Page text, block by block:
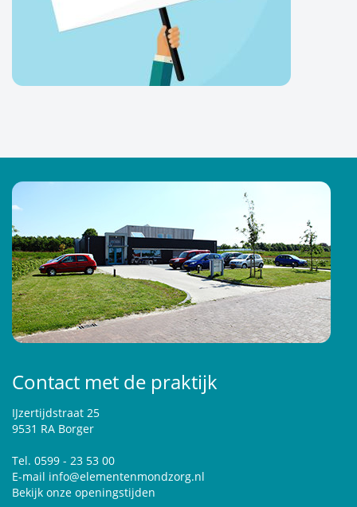
Contact met de praktijk
IJzertijdstraat 25
9531 RA Borger
Tel. 0599 - 23 53 00
E-mail info@elementenmondzorg.nl
Bekijk onze openingstijden